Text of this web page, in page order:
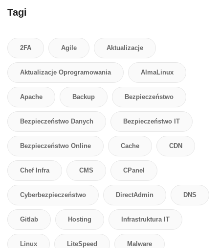
Tagi
2FA Agile Aktualizacje
Aktualizacje Oprogramowania AlmaLinux
Apache Backup Bezpieczeństwo
Bezpieczeństwo Danych Bezpieczeństwo IT
Bezpieczeństwo Online Cache CDN
Chef Infra CMS CPanel
Cyberbezpieczeństwo DirectAdmin DNS
Gitlab Hosting Infrastruktura IT
Linux LiteSpeed Malware